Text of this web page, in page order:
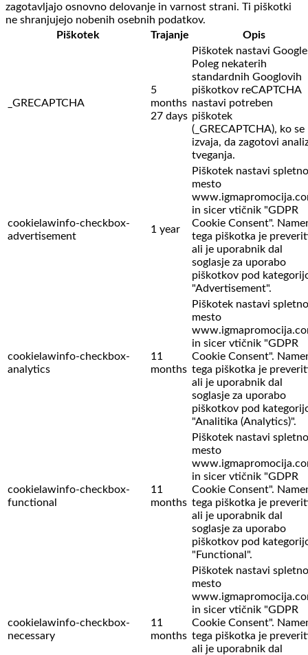
zagotavljajo osnovno delovanje in varnost strani. Ti piškotki
ne shranjujejo nobenih osebnih podatkov.
Piškotek
Trajanje Opis
_GRECAPTCHA
5
months
27 days
Piškotek nastavi
Poleg nekaterih
standardnih Googlovih
piškotkov reCAPTCHA
nastavi potreben
piškotek
(_GRECAPTCHA), ko se
izvaja, da zagotovi
tveganja.
cookielawinfo-checkbox-
advertisement
1 year
Piškotek nastavi spletno
mesto
in sicer vtičnik "GDPR
Cookie Consent".
tega piškotka je
ali je uporabnik dal
soglasje za uporabo
piškotkov pod
"Advertisement".
cookielawinfo-checkbox-
analytics
11
months
Piškotek nastavi spletno
mesto
in sicer vtičnik "GDPR
Cookie Consent".
tega piškotka je
ali je uporabnik dal
soglasje za uporabo
piškotkov pod
"Analitika (Analytics)".
cookielawinfo-checkbox-
functional
11
months
Piškotek nastavi spletno
mesto
in sicer vtičnik "GDPR
Cookie Consent".
tega piškotka je
ali je uporabnik dal
soglasje za uporabo
piškotkov pod
"Functional".
cookielawinfo-checkbox-
necessary
11
months
Piškotek nastavi spletno
mesto
in sicer vtičnik "GDPR
Cookie Consent".
tega piškotka je
ali je uporabnik dal